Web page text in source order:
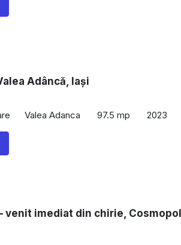
Adâncă, Iași
Valea Adanca 97.5 mp 2023
venit imediat din chirie,